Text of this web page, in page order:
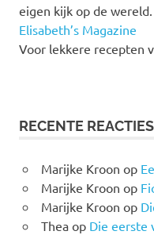
eigen kijk op de wereld.
Elisabeth’s Magazine
Voor lekkere recepten
RECENTE REACTIES
Marijke Kroon op
Marijke Kroon op
Marijke Kroon op
Theaop Die eerste